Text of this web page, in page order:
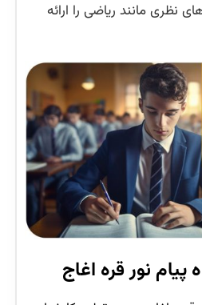
نظری مانند ریاضی را ارائه
نور قره اغاج